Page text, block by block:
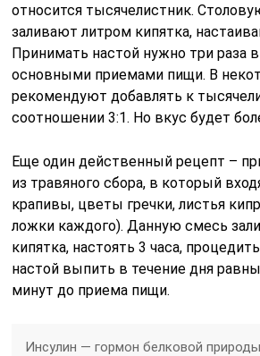
относится тысячелистник.
заливают литром кипятка,
Принимать настой нужно три раза
основными приемами пищи. В
рекомендуют добавлять к
соотношении 3:1. Но вкус будет
Еще один действенный рецепт –
из травяного сбора, в который
крапивы, цветы гречки, листья
ложки каждого). Данную смесь
кипятка, настоять 3 часа,
настой выпить в течение дня
минут до приема пищи.
Инсулин — гормон белковой природы